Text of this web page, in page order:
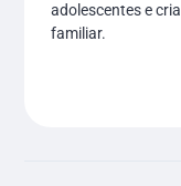
adolescentes e
familiar.